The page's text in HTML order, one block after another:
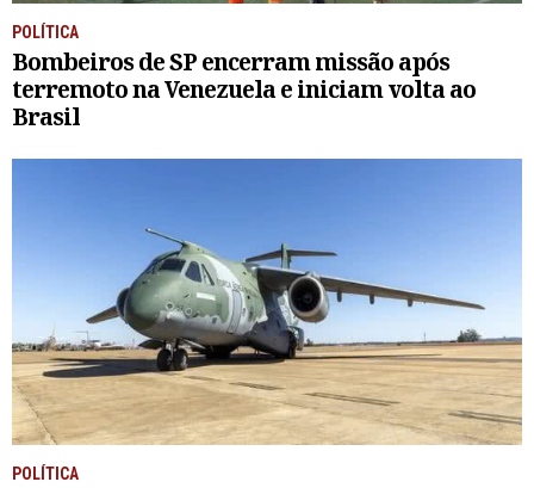
POLÍTICA
Bombeiros de SP encerram missão após
terremoto na Venezuela e iniciam volta ao
Brasil
POLÍTICA